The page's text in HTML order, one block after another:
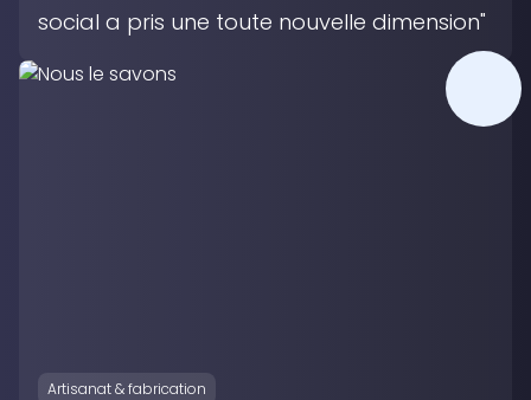
social a pris une toute nouvelle dimension"
Artisanat & fabrication